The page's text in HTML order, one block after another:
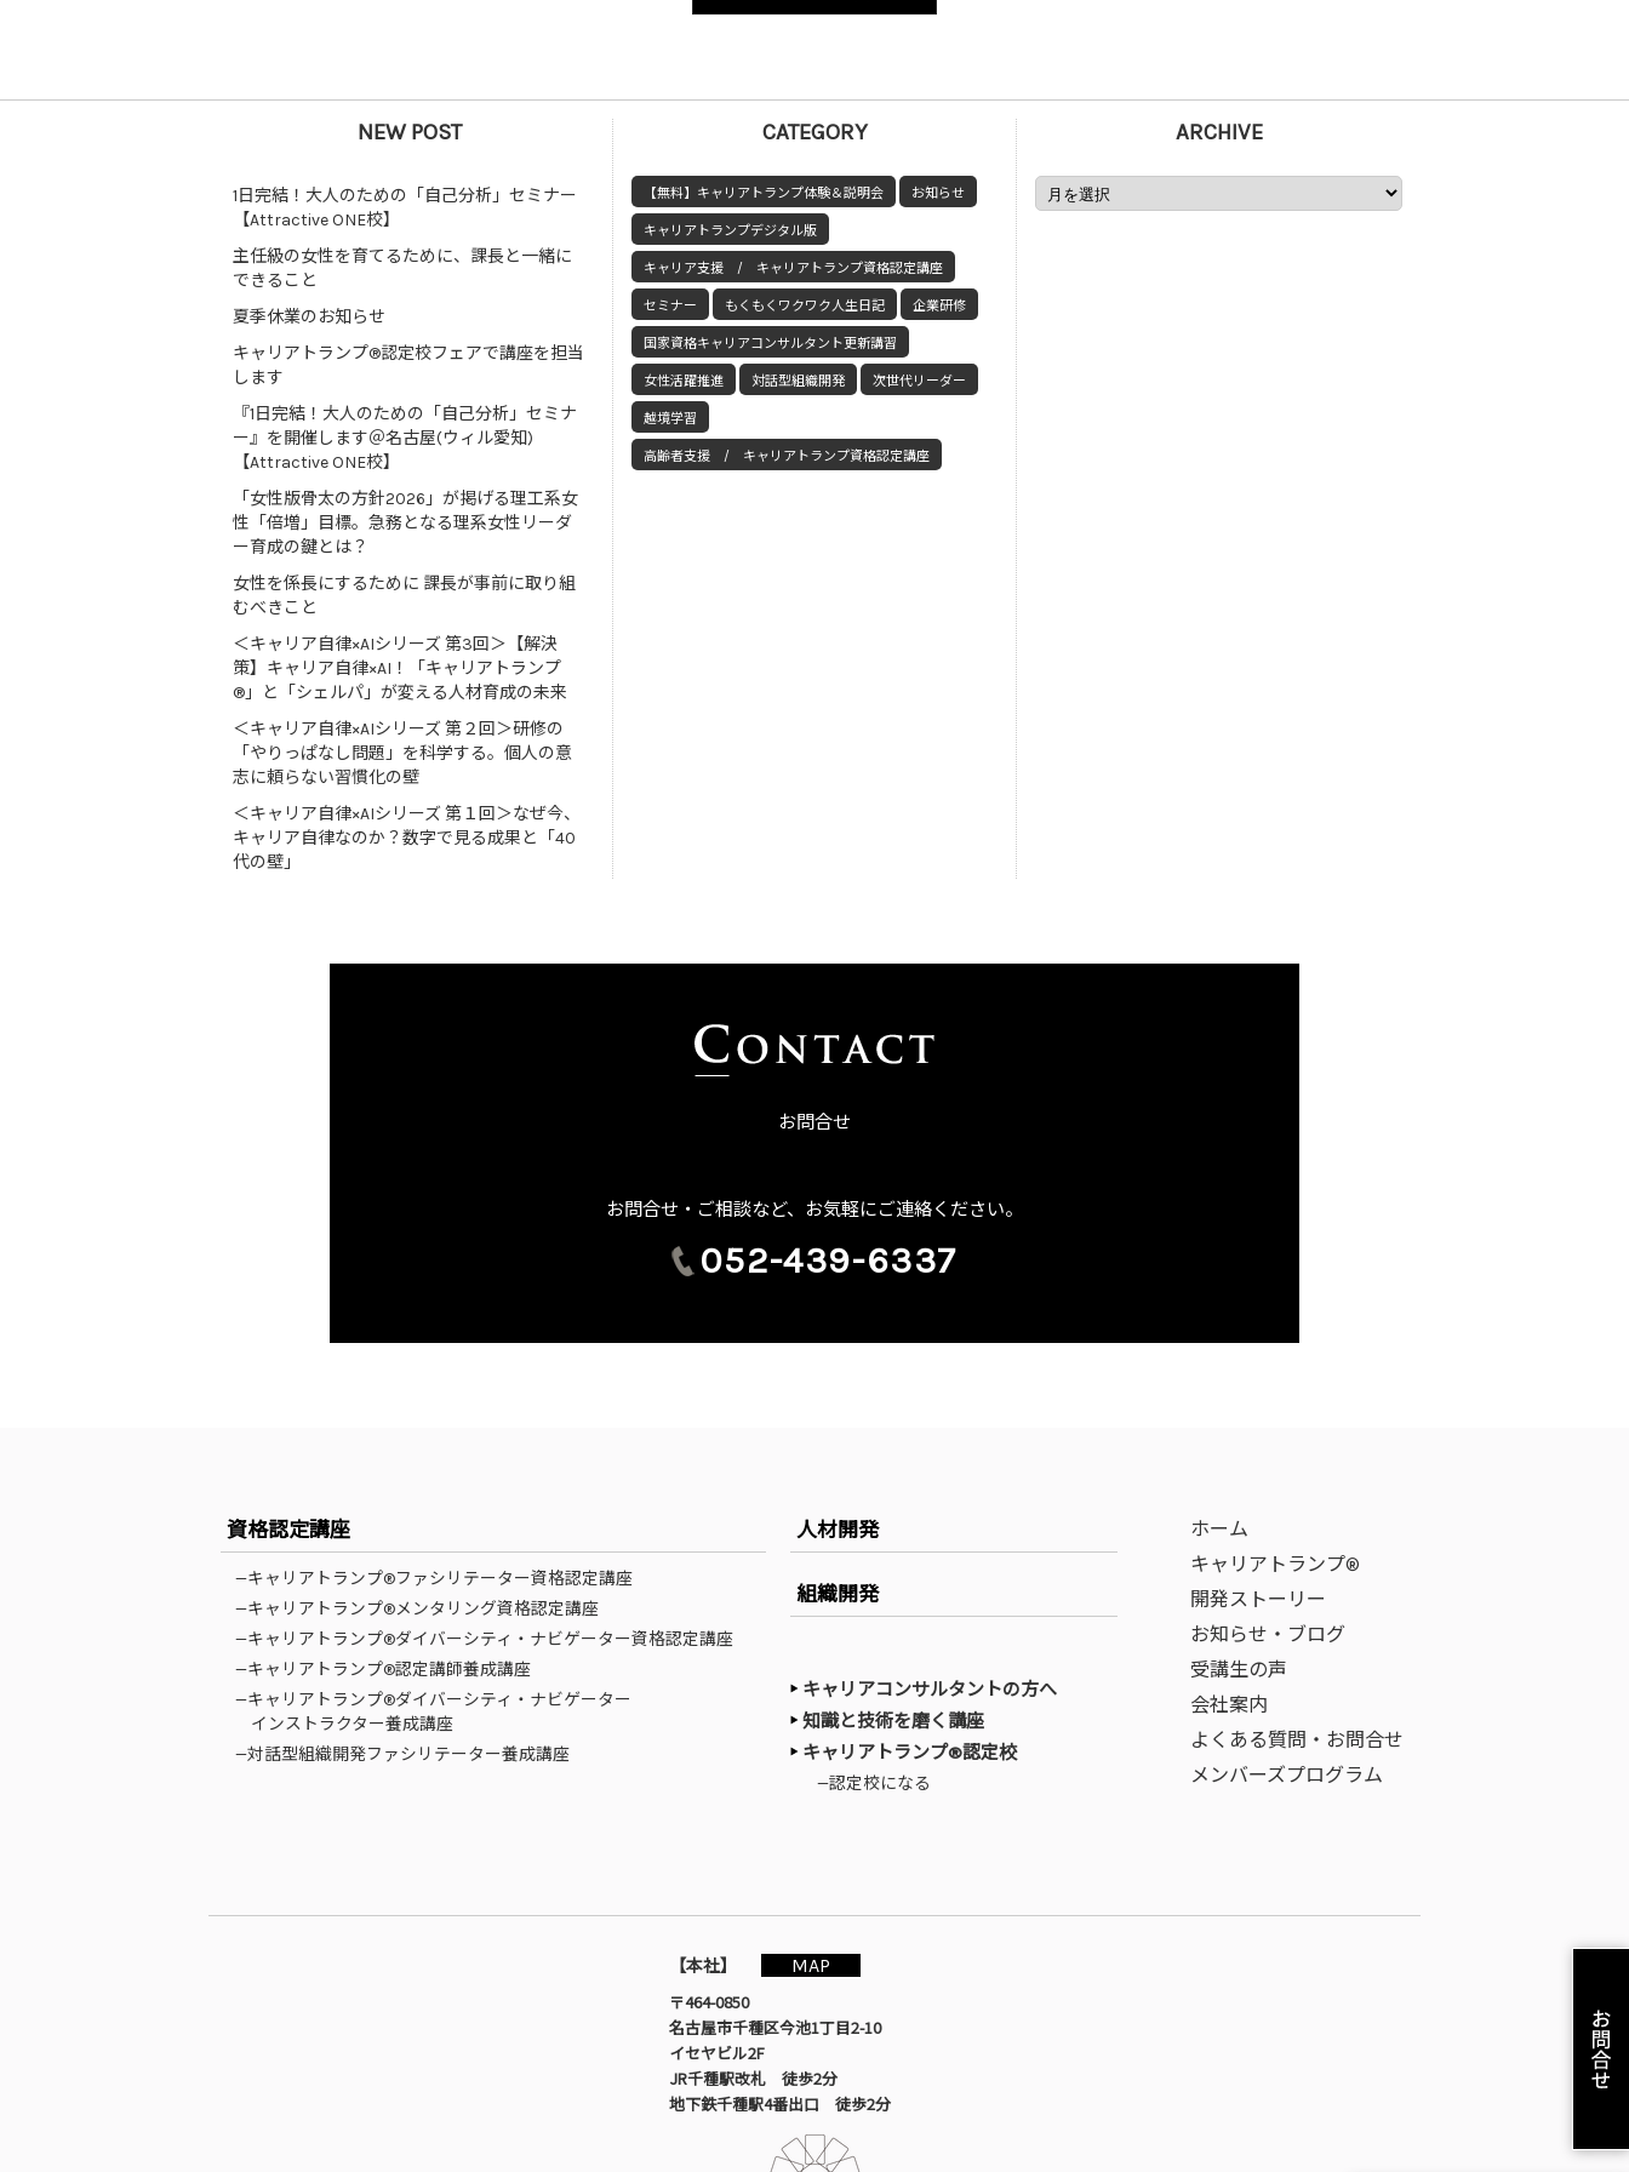
NEW POST
1日完結！大人のための「自己分析」セミナー
【Attractive ONE校】
主任級の女性を育てるために、課長と一緒に
できること
夏季休業のお知らせ
キャリアトランプ®認定校フェアで講座を担当
します
『1日完結！大人のための「自己分析」セミナ
ー』を開催します＠名古屋(ウィル愛知)
【Attractive ONE校】
「女性版骨太の方針2026」が掲げる理工系女
性「倍増」目標。急務となる理系女性リーダ
ー育成の鍵とは？
女性を係長にするために 課長が事前に取り組
むべきこと
＜キャリア自律×AIシリーズ 第3回＞【解決
策】キャリア自律×AI！「キャリアトランプ
®」と「シェルパ」が変える人材育成の未来
＜キャリア自律×AIシリーズ 第２回＞研修の
「やりっぱなし問題」を科学する。個人の意
志に頼らない習慣化の壁
＜キャリア自律×AIシリーズ 第１回＞なぜ今、
キャリア自律なのか？数字で見る成果と「40
代の壁」
CATEGORY
【無料】キャリアトランプ体験＆説明会 お知らせ
キャリアトランプデジタル版
キャリア支援 / キャリアトランプ資格認定講座
セミナー もくもくワクワク人生日記 企業研修
国家資格キャリアコンサルタント更新講習
女性活躍推進 対話型組織開発 次世代リーダー
越境学習
高齢者支援 / キャリアトランプ資格認定講座
ARCHIVE
お問合せ
お問合せ・ご相談など、お気軽にご連絡ください。
052-439-6337
資格認定講座
—キャリアトランプ®ファシリテーター資格認定講座
—キャリアトランプ®メンタリング資格認定講座
—キャリアトランプ®ダイバーシティ・ナビゲーター資格認定講座
—キャリアトランプ®認定講師養成講座
—キャリアトランプ®ダイバーシティ・ナビゲーター
インストラクター養成講座
—対話型組織開発ファシリテーター養成講座
人材開発
組織開発
キャリアコンサルタントの方へ
知識と技術を磨く講座
キャリアトランプ®認定校
—認定校になる
ホーム
キャリアトランプ®
開発ストーリー
お知らせ・ブログ
受講生の声
会社案内
よくある質問・お問合せ
メンバーズプログラム
【本社】
MAP
〒464-0850
名古屋市千種区今池1丁目2-10
イセヤビル2F
JR千種駅改札 徒歩2分
地下鉄千種駅4番出口 徒歩2分